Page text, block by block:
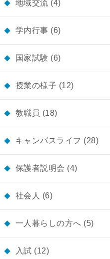
地域交流 (4)
学内行事 (6)
国家試験 (6)
授業の様子 (12)
教職員 (18)
キャンパスライフ (28)
保護者説明会 (4)
社会人 (6)
一人暮らしの方へ (5)
入試 (12)